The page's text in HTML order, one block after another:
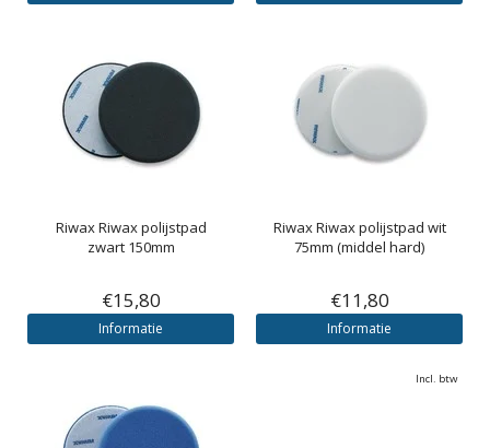
RiwaxRiwax polijstpad
zwart 150mm
€15,80
Informatie
RiwaxRiwax polijstpad wit
75mm (middel hard)
€11,80
Informatie
Incl. btw